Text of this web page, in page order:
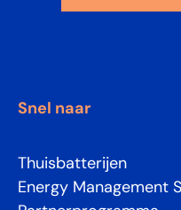
Snel naar
Thuisbatterijen
Energy Management